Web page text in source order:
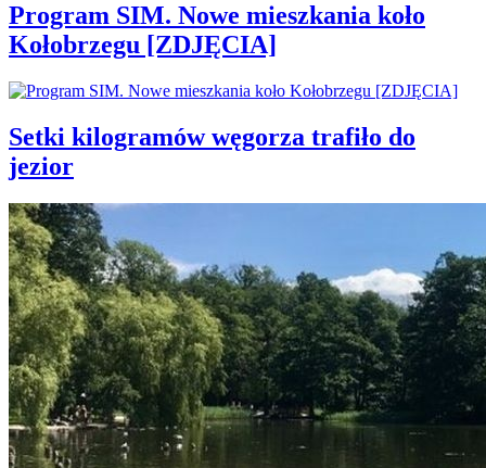
Program SIM. Nowe mieszkania koło
Kołobrzegu [ZDJĘCIA]
Setki kilogramów węgorza trafiło do
jezior